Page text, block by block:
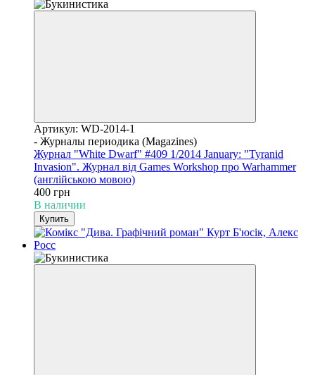
Артикул: WD-2014-1
- Журналы периодика (Magazines)
Журнал "White Dwarf" #409 1/2014 January: "Tyranid
Invasion". Журнал від Games Workshop про Warhammer
(англійською мовою)
400 грн
В наличии
Купить